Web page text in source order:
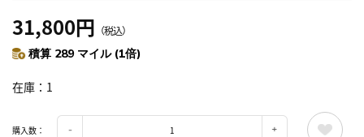
31,800円 （税込）
積算 289 マイル (1倍)
在庫 1
購入数：